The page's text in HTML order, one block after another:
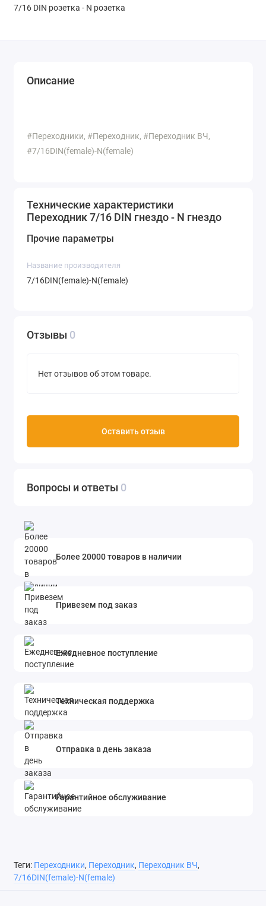
7/16 DIN розетка - N розетка
Описание
#Переходники, #Переходник, #Переходник ВЧ,
#7/16DIN(female)-N(female)
Технические характеристики
Переходник 7/16 DIN гнездо - N гнездо
Прочие параметры
Название производителя
7/16DIN(female)-N(female)
Отзывы 0
Нет отзывов об этом товаре.
Оставить отзыв
Вопросы и ответы 0
Более 20000 товаров в наличии
Привезем под заказ
Ежедневное поступление
Техническая поддержка
Отправка в день заказа
Гарантийное обслуживание
Теги: Переходники, Переходник, Переходник ВЧ,
7/16DIN(female)-N(female)